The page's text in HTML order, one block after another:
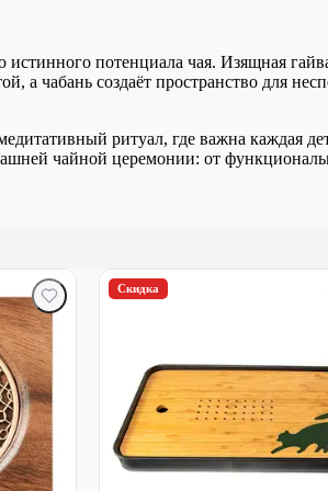
потенциала чая. Изящная
а чабань создаёт пространство для
ритуал, где важна каждая
чайной церемонии: от
Скидка